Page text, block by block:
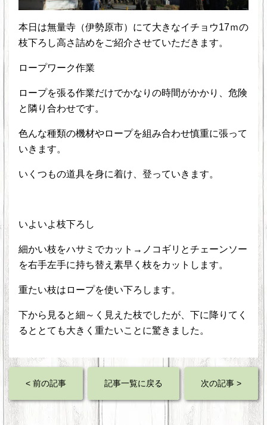
本日は無量寺（伊勢原市）にて大きなイチョウ17ｍの
枝下ろし高さ詰めをご紹介させていただきます。
ロープワーク作業
ロープを張る作業だけでかなりの時間がかかり、危険
と隣り合わせです。
色んな種類の機材やロープを組み合わせ慎重に張って
いきます。
いくつもの道具を身に着け、登っていきます。
いよいよ枝下ろし
細かい枝をハサミでカット→ノコギリとチェーンソー
を右手左手に持ち替え素早く枝をカットします。
重たい枝はロープを使い下ろします。
下から見ると細～く見えた枝でしたが、下に降りてく
るととても大きく重たいことに驚きました。
< 前の記事 記事一覧に戻る 次の記事 >